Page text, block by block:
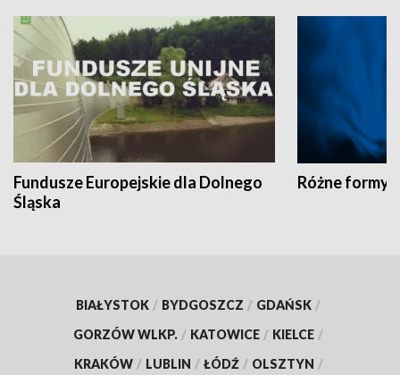
Fundusze Europejskie dla Dolnego
Śląska
Różne formy
BIAŁYSTOK / BYDGOSZCZ / GDAŃSK /
GORZÓW WLKP. / KATOWICE / KIELCE /
KRAKÓW / LUBLIN / ŁÓDŹ / OLSZTYN /